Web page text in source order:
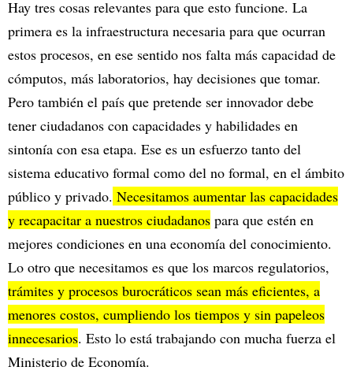
Hay tres cosas relevantes para que esto funcione. La
primera es la infraestructura necesaria para que ocurran
estos procesos, en ese sentido nos falta más capacidad de
cómputos, más laboratorios, hay decisiones que tomar.
Pero también el país que pretende ser innovador debe
tener ciudadanos con capacidades y habilidades en
sintonía con esa etapa. Ese es un esfuerzo tanto del
sistema educativo formal como del no formal, en el ámbito
público y privado. Necesitamos aumentar las capacidades
y recapacitar a nuestros ciudadanos para que estén en
mejores condiciones en una economía del conocimiento.
Lo otro que necesitamos es que los marcos regulatorios,
trámites y procesos burocráticos sean más eficientes, a
menores costos, cumpliendo los tiempos y sin papeleos
innecesarios. Esto lo está trabajando con mucha fuerza el
Ministerio de Economía.